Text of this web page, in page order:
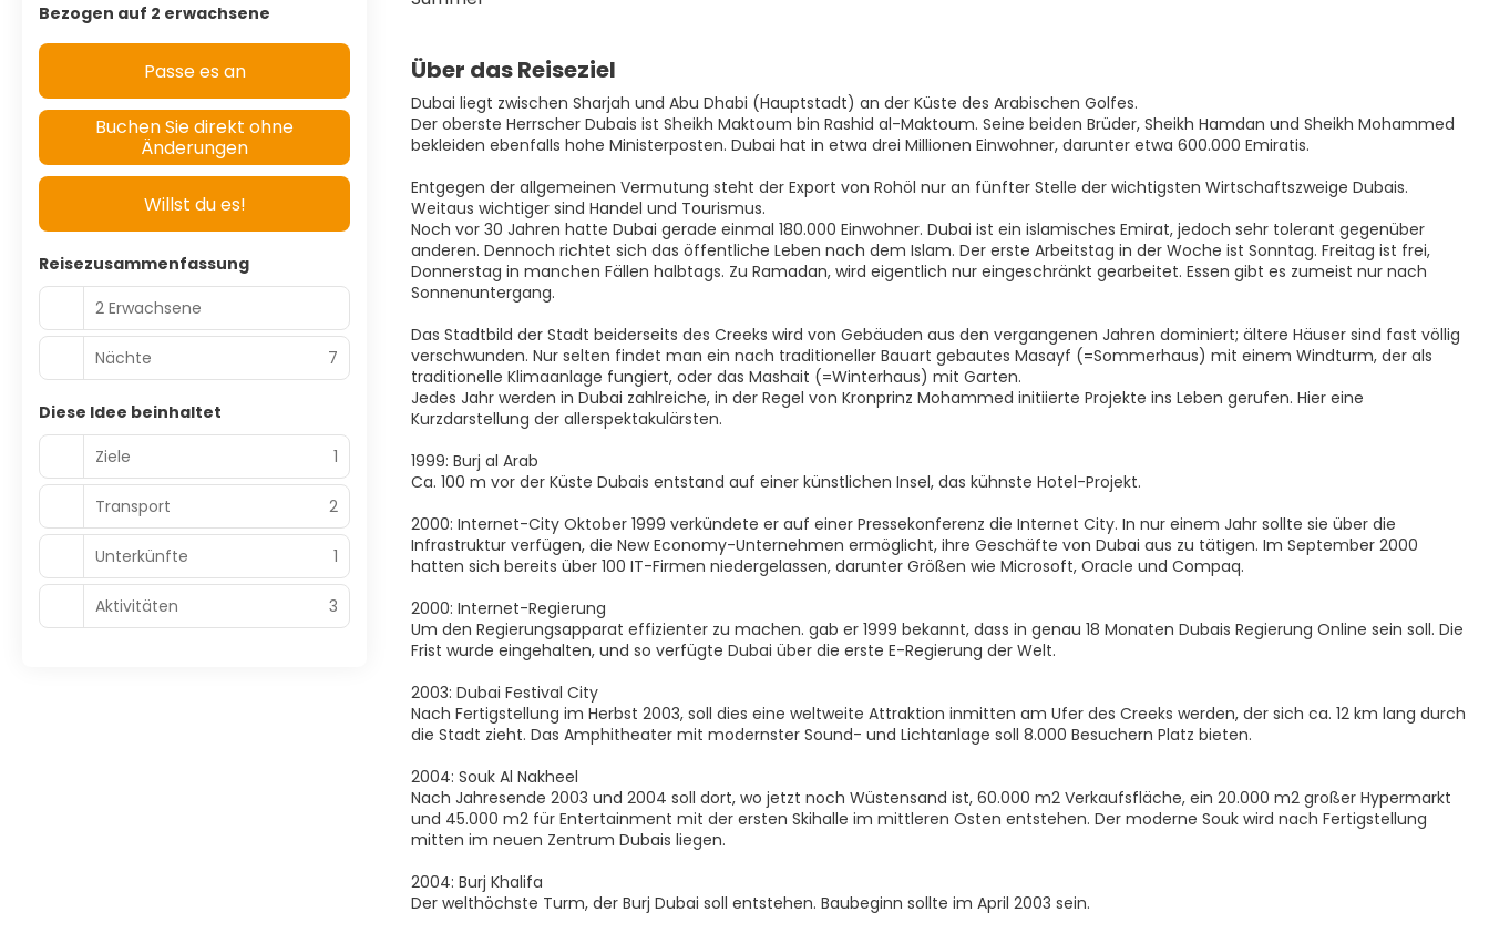
Über das Reiseziel
Dubai liegt zwischen Sharjah und Abu Dhabi (Hauptstadt) an der Küste des Arabischen Golfes.
Der oberste Herrscher Dubais ist Sheikh Maktoum bin Rashid al-Maktoum. Seine beiden Brüder, Sheikh Hamdan und Sheikh Mohammed
bekleiden ebenfalls hohe Ministerposten. Dubai hat in etwa drei Millionen Einwohner, darunter etwa 600.000 Emiratis.
Entgegen der allgemeinen Vermutung steht der Export von Rohöl nur an fünfter Stelle der wichtigsten Wirtschaftszweige Dubais.
Weitaus wichtiger sind Handel und Tourismus.
Noch vor 30 Jahren hatte Dubai gerade einmal 180.000 Einwohner. Dubai ist ein islamisches Emirat, jedoch sehr tolerant gegenüber
anderen. Dennoch richtet sich das öffentliche Leben nach dem Islam. Der erste Arbeitstag in der Woche ist Sonntag. Freitag ist frei,
Donnerstag in manchen Fällen halbtags. Zu Ramadan, wird eigentlich nur eingeschränkt gearbeitet. Essen gibt es zumeist nur nach
Sonnenuntergang.
Das Stadtbild der Stadt beiderseits des Creeks wird von Gebäuden aus den vergangenen Jahren dominiert; ältere Häuser sind fast völlig
verschwunden. Nur selten findet man ein nach traditioneller Bauart gebautes Masayf (=Sommerhaus) mit einem Windturm, der als
traditionelle Klimaanlage fungiert, oder das Mashait (=Winterhaus) mit Garten.
Jedes Jahr werden in Dubai zahlreiche, in der Regel von Kronprinz Mohammed initiierte Projekte ins Leben gerufen. Hier eine
Kurzdarstellung der allerspektakulärsten.
1999: Burj al Arab
Ca. 100 m vor der Küste Dubais entstand auf einer künstlichen Insel, das kühnste Hotel-Projekt.
2000: Internet-City Oktober 1999 verkündete er auf einer Pressekonferenz die Internet City. In nur einem Jahr sollte sie über die
Infrastruktur verfügen, die New Economy-Unternehmen ermöglicht, ihre Geschäfte von Dubai aus zu tätigen. Im September 2000
hatten sich bereits über 100 IT-Firmen niedergelassen, darunter Größen wie Microsoft, Oracle und Compaq.
2000: Internet-Regierung
Um den Regierungsapparat effizienter zu machen. gab er 1999 bekannt, dass in genau 18 Monaten Dubais Regierung Online sein soll. Die
Frist wurde eingehalten, und so verfügte Dubai über die erste E-Regierung der Welt.
2003: Dubai Festival City
Nach Fertigstellung im Herbst 2003, soll dies eine weltweite Attraktion inmitten am Ufer des Creeks werden, der sich ca. 12 km lang durch
die Stadt zieht. Das Amphitheater mit modernster Sound- und Lichtanlage soll 8.000 Besuchern Platz bieten.
2004: Souk Al Nakheel
Nach Jahresende 2003 und 2004 soll dort, wo jetzt noch Wüstensand ist, 60.000 m2 Verkaufsfläche, ein 20.000 m2 großer Hypermarkt
und 45.000 m2 für Entertainment mit der ersten Skihalle im mittleren Osten entstehen. Der moderne Souk wird nach Fertigstellung
mitten im neuen Zentrum Dubais liegen.
2004: Burj Khalifa
Der welthöchste Turm, der Burj Dubai soll entstehen. Baubeginn sollte im April 2003 sein.
Bezogen auf 2 erwachsene
Passe es an
Buchen Sie direkt ohne
Änderungen
Willst du es!
Reisezusammenfassung
2 Erwachsene
Nächte 7
Diese Idee beinhaltet
Ziele
1
Transport 2
Unterkünfte 1
Aktivitäten 3